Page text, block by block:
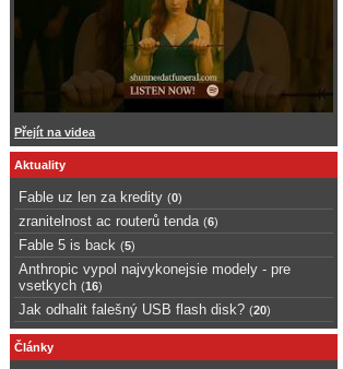
Přejít na videa
Aktuality
Fable uz len za kredity (0)
zranitelnost ac routerů tenda (6)
Fable 5 is back (5)
Anthropic vypol najvykonejsie modely - pre
vsetkych (16)
Jak odhalit falešný USB flash disk? (20)
Články